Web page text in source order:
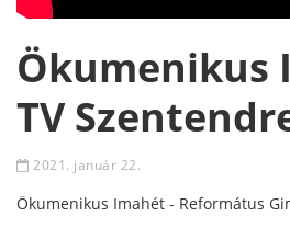
Ökumenikus
TV
2021. január 22.
Ökumenikus Imahét - Református